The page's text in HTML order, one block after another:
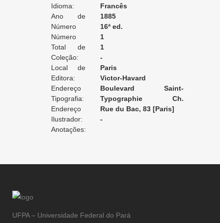
Tradução:
Idioma:
Francês
Ano de
Edição:
1885
Número
da Edição:
16ª ed.
Número
do Volume:
1
Total de
Volumes:
1
Coleção:
-
Local de
Edição:
Paris
Editora:
Victor-Havard
Endereço
da Editora:
Boulevard Saint-
Germain, 175
Tipografia:
Typographie Ch.
Unsinger
Endereço
da Tipografia:
Rue du Bac, 83 [Paris]
Ilustrador:
-
Anotações:
UFPA – Universidade Federal do Pará